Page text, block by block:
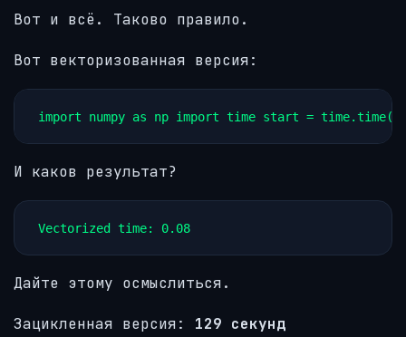
Вот и всё. Таково правило.
Вот векторизованная версия:
import numpy as np import time start =
И каков результат?
Vectorized time: 0.08
Дайте этому осмыслиться.
Зацикленная версия: 129 секунд